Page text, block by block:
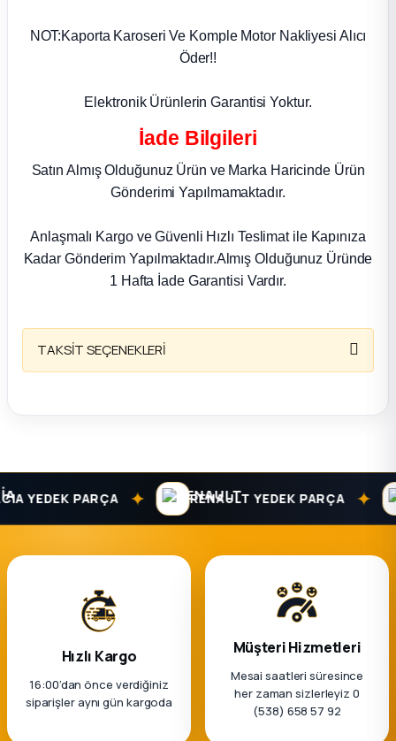
NOT:Kaporta Karoseri Ve Komple Motor Nakliyesi Alıcı
Öder!!
Elektronik Ürünlerin Garantisi Yoktur.
İade Bilgileri
Satın Almış Olduğunuz Ürün ve Marka Haricinde Ürün
Gönderimi Yapılmamaktadır.
Anlaşmalı Kargo ve Güvenli Hızlı Teslimat ile Kapınıza
Kadar Gönderim Yapılmaktadır.Almış Olduğunuz Üründe
1 Hafta İade Garantisi Vardır.
TAKSİT SEÇENEKLERİ
YEDEK PARÇA ✦ RENAULT YEDEK PARÇA ✦
Hızlı Kargo
16:00’dan önce verdiğiniz
siparişler aynı gün kargoda
Müşteri Hizmetleri
Mesai saatleri süresince
her zaman sizlerleyiz 0
(538) 658 57 92